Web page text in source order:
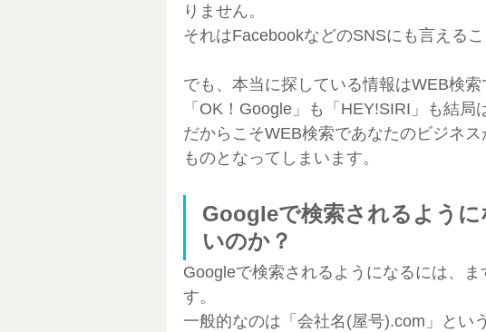
りません。
それはFacebookなどのSNSにも言えるこ
でも、本当に探している情報はWEB検索
「OK！Google」も「HEY!SIRI」も結局
だからこそWEB検索であなたのビジネ
ものとなってしまいます。
Googleで検索されるよう
いのか？
Googleで検索されるようになるには、
す。
一般的なのは「会社名(屋号).com」とい